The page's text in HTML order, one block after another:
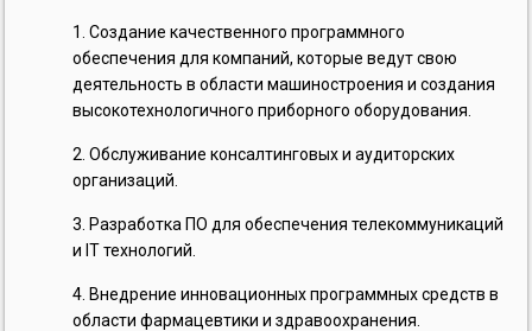
Создание качественного программного
обеспечения для компаний, которые ведут свою
деятельность в области машиностроения и создания
высокотехнологичного приборного оборудования.
Обслуживание консалтинговых и аудиторских
организаций.
Разработка ПО для обеспечения телекоммуникаций
и IT технологий.
Внедрение инновационных программных средств в
области фармацевтики и здравоохранения.